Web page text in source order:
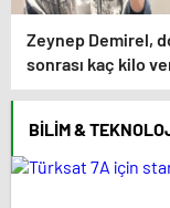
Zeynep Demirel,
sonrası kaç kilo
açıkladı
BILIM &